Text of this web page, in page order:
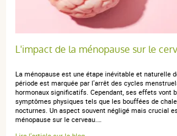
Marie-Claire B.publié le 22 avril 2026
5 / 5
Très efficace en ce qui me concerne
de chaleur et les sueurs nocturnes.
L'impact de la ménopause sur le
La ménopause est une étape inévitable et naturelle
période est marquée par l'arrêt des cycles
hormonaux significatifs. Cependant, ses effets vont
symptômes physiques tels que les bouffées de
nocturnes. Un aspect souvent négligé mais crucial
ménopause sur le cerveau.…